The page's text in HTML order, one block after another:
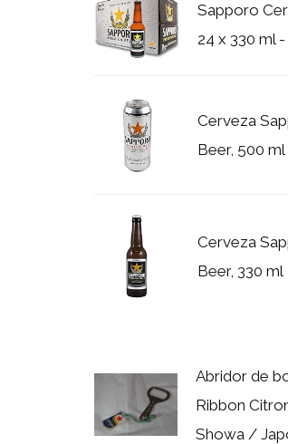
Sapporo
24 x 330 ml
Cerveza
Beer, 500 ml
Cerveza
Beer, 330 ml
Abridor de
Ribbon
Showa /